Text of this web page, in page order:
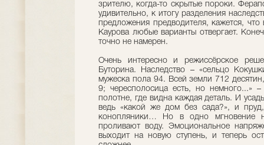
зрителю, когда-то скрытые пороки.
удивительно, к итогу разделения
предложения предводителя, кажется,
Каурова любые варианты отвергает.
точно не намерен.
Очень интересно и режиссёрское
Буторина. Наследство – «сельцо
мужеска пола 94. Всей земли 712
9; чересполосица есть, но немного...»
полотне, где видна каждая деталь. И
ведь «какой же дом без сада?», и
конопляники… Но в одно мгновение
проливают воду. Эмоциональное
выходит на новую ступень, и теперь